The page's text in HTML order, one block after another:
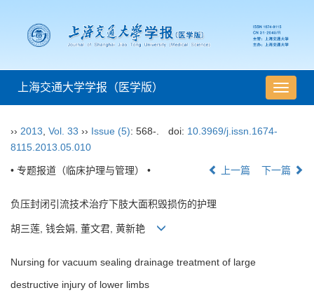
导
航
上海交通大学学报（医学版）
›› 2013 Vol. 33 ›› Issue (5): 568-. doi: 10.3969/j.issn.1674-
8115.2013.05.010
• 专题报道（临床护理与管理） • 上一篇 下一篇
负压封闭引流技术治疗下肢大面积毁损伤的护理
胡三莲, 钱会娟, 董文君, 黄新艳
Nursing for vacuum sealing drainage treatment of large
destructive injury of lower limbs